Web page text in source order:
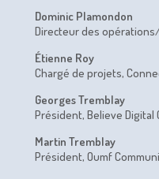
Dominic Plamondon
Directeur des opérations/
Étienne Roy
Chargé de projets,
Georges Tremblay
Président, Believe Digital
Martin Tremblay
Président, Oumf